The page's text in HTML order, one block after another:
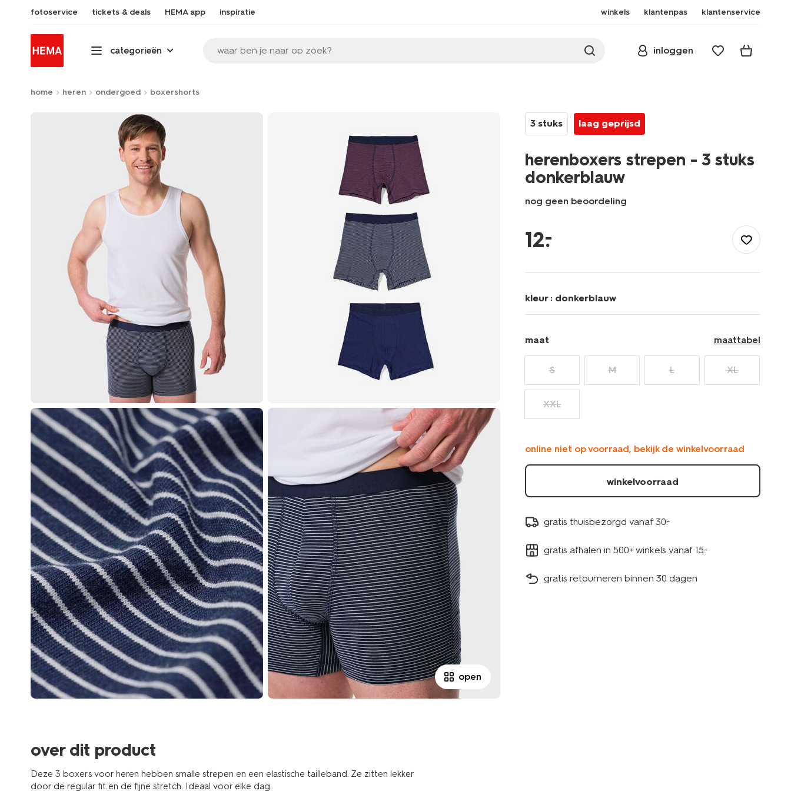
fotoservice tickets & deals HEMA app inspiratie winkels klantenpas klantenservice
categorieën waar ben je naar op zoek? inloggen
home heren ondergoed boxershorts
open
over dit product
Deze 3 boxers voor heren hebben smalle strepen en een elastische tailleband. Ze zitten lekker
door de regular fit en de fijne stretch. Ideaal voor elke dag.
3 stuks laag geprijsd
herenboxers strepen - 3 stuks
donkerblauw
nog geen beoordeling
12.
–
kleur : donkerblauw
maat maattabel
S M L XL
XXL
online niet op voorraad, bekijk de winkelvoorraad
winkelvoorraad
gratis thuisbezorgd vanaf 30.-
gratis afhalen in 500+ winkels vanaf 15.-
gratis retourneren binnen 30 dagen